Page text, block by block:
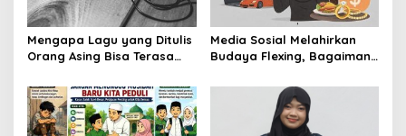
Mengapa Lagu yang Ditulis
Orang Asing Bisa Terasa
Media Sosial Melahirkan
Budaya Flexing, Bagaimana